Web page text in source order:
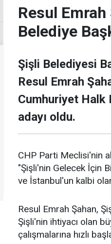
Resul
Belediye
Şişli Belediyesi
Resul Emrah
Cumhuriyet Halk
adayı oldu.
CHP Parti Meclisi'nin
"Şişli'nin Gelecek İçin
ve İstanbul'un kalbi
Resul Emrah Şahan,
Şişli'nin ihtiyacı olan
çalışmalarına hızlı